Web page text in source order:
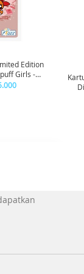
Edition
Girls -